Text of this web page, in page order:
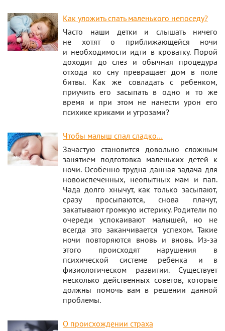
Как уложить спать маленького непоседу?
Часто наши детки и слышать ничего
не хотят о приближающейся ночи
и необходимости идти в кроватку. Порой
доходит до слез и обычная процедура
отхода ко сну превращает дом в поле
битвы. Как же совладать с ребенком,
приучить его засыпать в одно и то же
время и при этом не нанести урон его
психике криками и угрозами?
Чтобы малыш спал сладко…
Зачастую становится довольно сложным
занятием подготовка маленьких детей к
ночи. Особенно трудна данная задача для
новоиспеченных, неопытных мам и пап.
Чада долго хнычут, как только засыпают,
сразу просыпаются, снова плачут,
закатывают громкую истерику. Родители по
очереди успокаивают малышей, но не
всегда это заканчивается успехом. Такие
ночи повторяются вновь и вновь. Из-за
этого происходят нарушения в
психической системе ребенка и в
физиологическом развитии. Существует
несколько действенных советов, которые
должны помочь вам в решении данной
проблемы.
О происхождении страха